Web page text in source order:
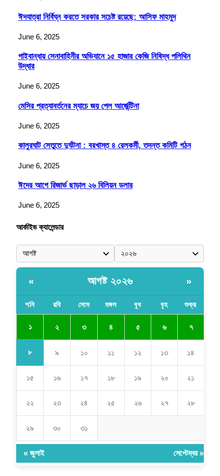
ঈদযাত্রা নির্বিঘ্ন করতে সরকার সচেষ্ট রয়েছে: আসিফ মাহমুদ
June 6, 2025
গাইবান্ধায় সেনাবাহিনীর অভিযানে ১৫ হাজার কেজি নিষিদ্ধ পলিথিন
উদ্ধার
June 6, 2025
মেসির প্রত্যাবর্তনের ম্যাচে জয় পেল আর্জেন্টিনা
June 6, 2025
কালুরঘাট সেতুতে দুর্ঘটনা : বরখাস্ত ৪ রেলকর্মী, তদন্ত কমিটি গঠন
June 6, 2025
ঈদের আগে রিজার্ভ ছাড়াল ২৬ বিলিয়ন ডলার
June 6, 2025
আর্কাইভ ক্যালেন্ডার
« আগষ্ট ২০২৬ »
শনি রবি সোম মঙ্গল বুধ বৃহ শুক্র
১ ২ ৩ ৪ ৫ ৬ ৭
৮ ৯ ১০ ১১ ১২ ১৩ ১৪
১৫ ১৬ ১৭ ১৮ ১৯ ২০ ২১
২২ ২৩ ২৪ ২৫ ২৬ ২৭ ২৮
২৯ ৩০ ৩১
« জুলাই সেপ্টেম্বর »